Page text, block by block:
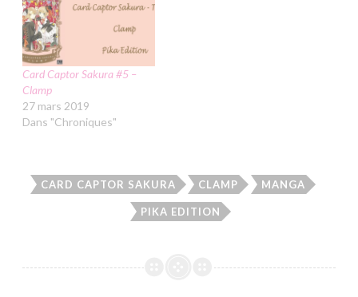
Card Captor Sakura #5 –
Clamp
27 mars 2019
Dans "Chroniques"
CARD CAPTOR SAKURA CLAMP MANGA
PIKA EDITION